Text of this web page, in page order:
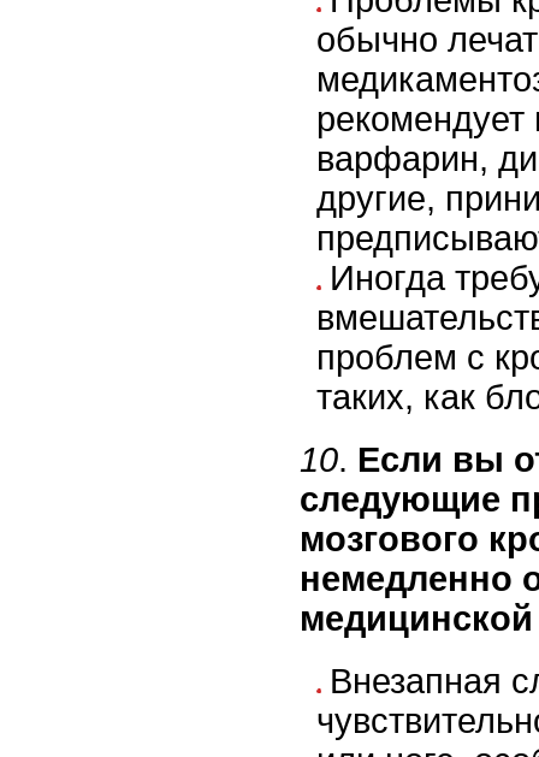
обычно
варфарин,
другие,
Иногда
проблем с
таких, как
10. Если вы
следующие
мозгового
немедленно
Внезапная